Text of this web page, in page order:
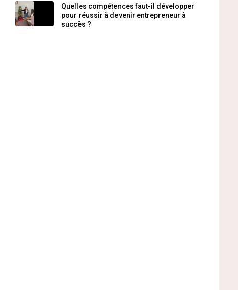
Quelles compétences faut-il développer
pour réussir à devenir entrepreneur à
succès ?